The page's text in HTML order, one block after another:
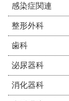
感染症関連
整形外科
歯科
泌尿器科
消化器科